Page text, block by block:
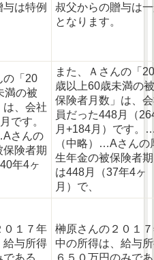
は特例
叔父からの贈与は
となります。
の「20
満の被
は、会社
です。
さんの
保険者期
年4ヶ
また、Ａさんの「20
歳以上60歳未満の被
保険者月数」は、
員だった448月（
月+184月）です。
（中略）…Aさんの
生年金の被保険者
は448月（37年4ヶ
月）で、
０１７年
給与所得
である
榊原さんの２０１
中の所得は、給与
６５０万円のみで